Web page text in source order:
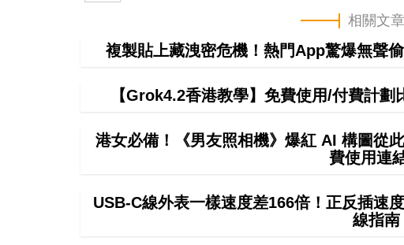
相關文章
複製貼上藏洩密危機！熱門App驚爆無聲
【Grok4.2香港教學】免費使用/付費計
港女必備！《男友照相機》爆紅 AI 構圖從
費使用連結
USB-C線外表一樣速度差166倍！正反插速
線指南